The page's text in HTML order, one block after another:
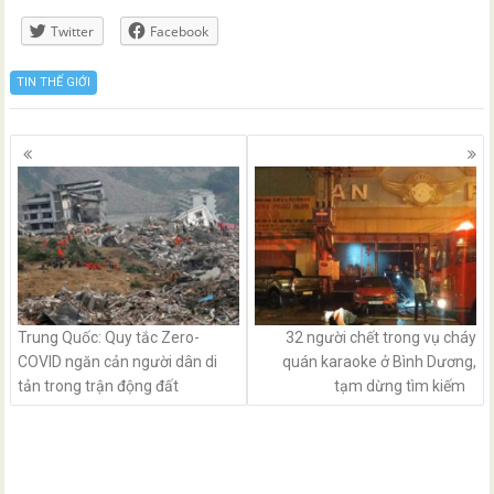
Twitter Facebook
TIN THẾ GIỚI
Posts
navigation
Trung Quốc: Quy tắc Zero-
COVID ngăn cản người dân di
tản trong trận động đất
32 người chết trong vụ cháy
quán karaoke ở Bình Dương,
tạm dừng tìm kiếm